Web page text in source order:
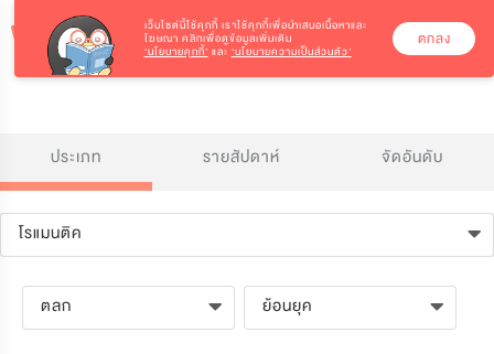
ประเภท รายสัปดาห์ จัดอันดับ
โรแมนติค
ตลก ย้อนยุค
เว็บไซต์นี้ใช้คุกกี้ เราใช้คุกกี้เพื่อนำเสนอเนื้อหาและ
โฆษณา คลิกเพื่อดูข้อมูลเพิ่มเติม
‘นโยบายคุกกี้’ และ ‘นโยบายความเป็นส่วนตัว’
ตกลง